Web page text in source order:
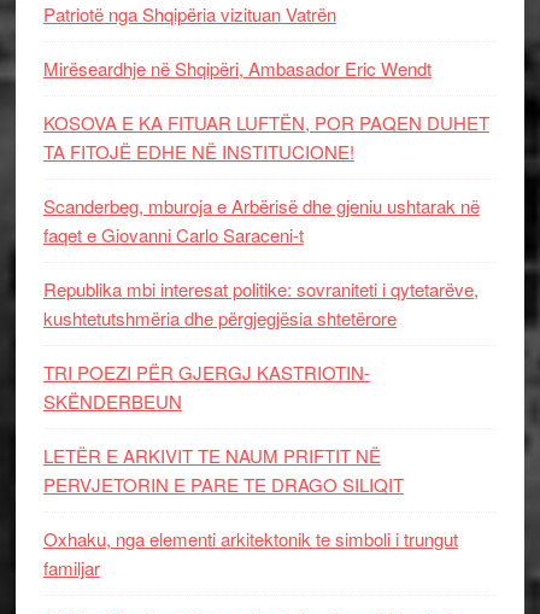
Patriotë nga Shqipëria vizituan Vatrën
Mirëseardhje në Shqipëri, Ambasador Eric Wendt
KOSOVA E KA FITUAR LUFTËN, POR PAQEN DUHET
TA FITOJË EDHE NË INSTITUCIONE!
Scanderbeg, mburoja e Arbërisë dhe gjeniu ushtarak në
faqet e Giovanni Carlo Saraceni-t
Republika mbi interesat politike: sovraniteti i qytetarëve,
kushtetutshmëria dhe përgjegjësia shtetërore
TRI POEZI PËR GJERGJ KASTRIOTIN-
SKËNDERBEUN
LETËR E ARKIVIT TE NAUM PRIFTIT NË
PERVJETORIN E PARE TE DRAGO SILIQIT
Oxhaku, nga elementi arkitektonik te simboli i trungut
familjar